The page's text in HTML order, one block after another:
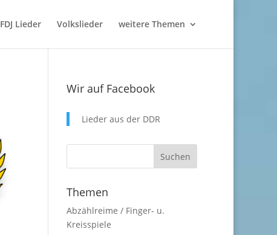
FDJ Lieder Volkslieder weitere Themen
Wir auf Facebook
Lieder aus der DDR
Themen
Abzählreime / Finger- u.
Kreisspiele